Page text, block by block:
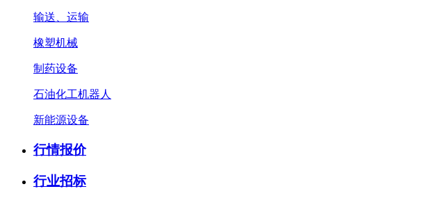
输送、运输
橡塑机械
制药设备
石油化工机器人
新能源设备
行情报价
行业招标